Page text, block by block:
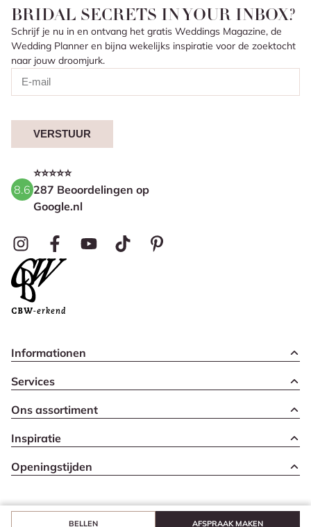
BRIDAL SECRETS IN YOUR INBOX?
Schrijf je nu in en ontvang het gratis Weddings Magazine, de
Wedding Planner en bijna wekelijks inspiratie voor de zoektocht
naar jouw droomjurk.
VERSTUUR
8.6
⭐⭐⭐⭐⭐
287 Beoordelingen op
Google.nl
Informationen
Services
Ons assortiment
Inspiratie
Openingstijden
BELLEN AFSPRAAK MAKEN